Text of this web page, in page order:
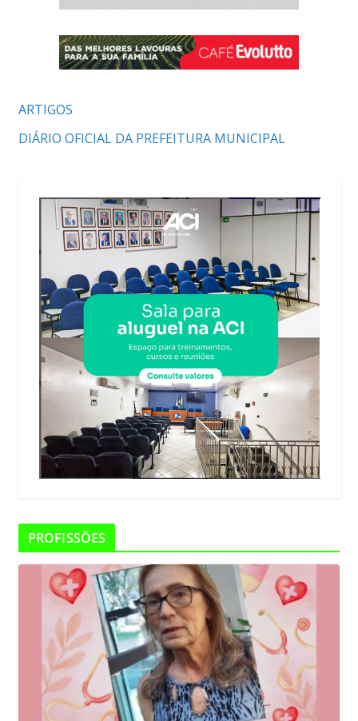
ARTIGOS
DIÁRIO OFICIAL DA PREFEITURA MUNICIPAL
PROFISSÕES